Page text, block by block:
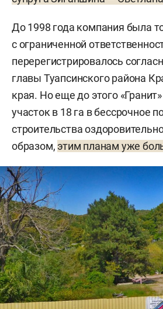
До 1998 года компания была
с ограниченной
перерегистрировалось
главы Туапсинского района
края. Но еще до этого «Гранит»
участок в 18 га в бессрочное
строительства
образом, этим планам уже